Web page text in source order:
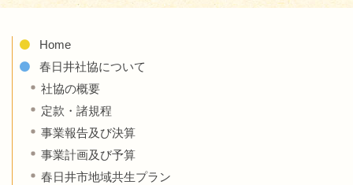
Home
春日井社協について
社協の概要
定款・諸規程
事業報告及び決算
事業計画及び予算
春日井市地域共生プラン